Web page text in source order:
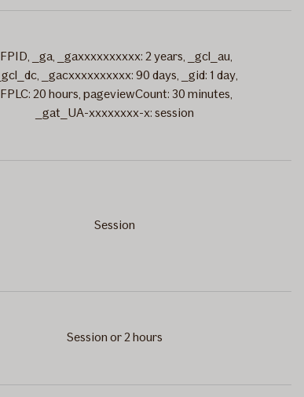
FPID, _ga, _gaxxxxxxxxxx: 2 years, _gcl_au,
_gcl_dc, _gacxxxxxxxxxx: 90 days, _gid: 1 day,
FPLC: 20 hours, pageviewCount: 30 minutes,
_gat_UA-xxxxxxxx-x: session
Session
Session or 2 hours